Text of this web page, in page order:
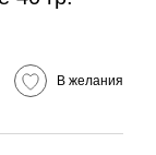
В желания